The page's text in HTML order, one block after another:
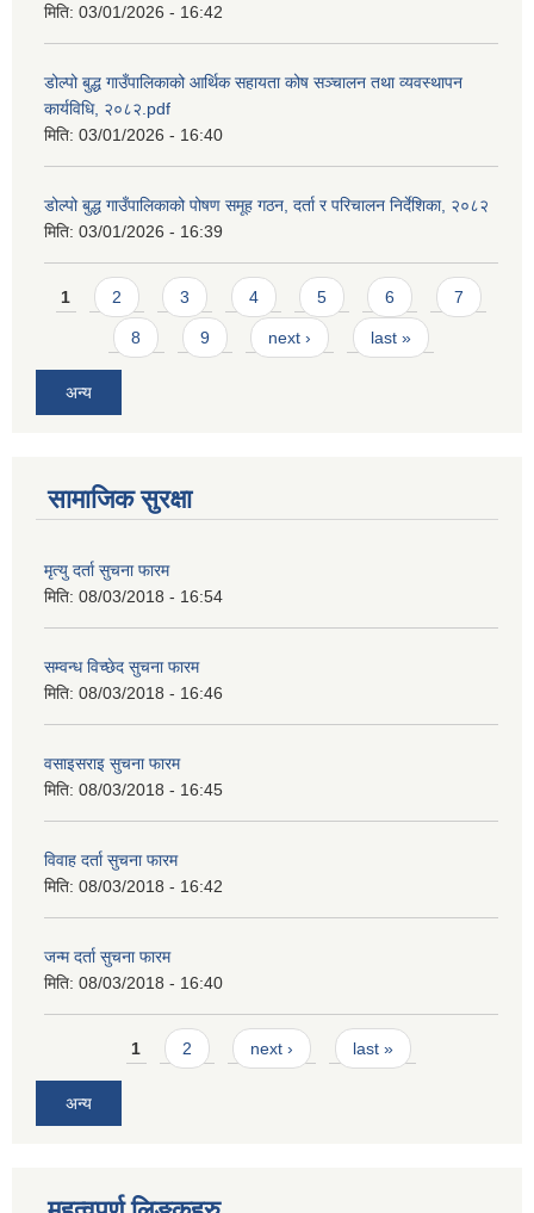
मिति: 03/01/2026 - 16:42
डोल्पो बुद्ध गाउँपालिकाको आर्थिक सहायता कोष सञ्चालन तथा व्यवस्थापन
कार्यविधि, २०८२.pdf
मिति: 03/01/2026 - 16:40
डोल्पो बुद्ध गाउँपालिकाको पोषण समूह गठन, दर्ता र परिचालन निर्देशिका, २०८२
मिति: 03/01/2026 - 16:39
Pages
1 2 3 4 5 6 7
8 9 next › last »
अन्य
सामाजिक सुरक्षा
मृत्यु दर्ता सुचना फारम
मिति: 08/03/2018 - 16:54
सम्वन्ध विच्छेद सुचना फारम
मिति: 08/03/2018 - 16:46
वसाइसराइ सुचना फारम
मिति: 08/03/2018 - 16:45
विवाह दर्ता सुचना फारम
मिति: 08/03/2018 - 16:42
जन्म दर्ता सुचना फारम
मिति: 08/03/2018 - 16:40
Pages1 2 next › last »
अन्य